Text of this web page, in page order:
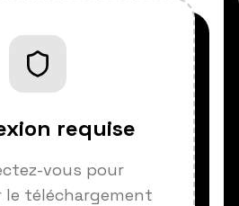
requise
vous pour
téléchargement